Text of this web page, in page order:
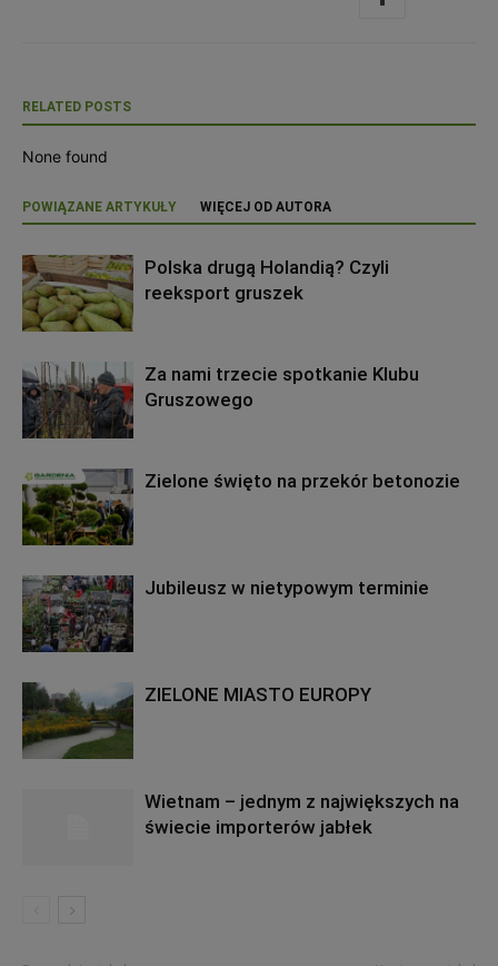
RELATED POSTS
None found
POWIĄZANE ARTYKUŁY WIĘCEJ OD AUTORA
Polska drugą Holandią? Czyli
reeksport gruszek
Za nami trzecie spotkanie Klubu
Gruszowego
Zielone święto na przekór betonozie
Jubileusz w nietypowym terminie
ZIELONE MIASTO EUROPY
Wietnam – jednym z największych na
świecie importerów jabłek